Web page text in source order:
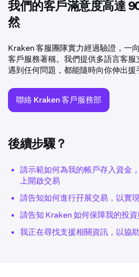
我們的客戶滿意度高達
然
Kraken 客服團隊實力經過驗證，一
客戶服務著稱。我們提供多語言客
遇到任何問題，都能隨時向你伸出援
聯絡 Kraken 客戶服務部
後續步驟？
請示範如何為我的帳戶存入資金
上開啟交易
請告知如何進行孖展交易，以實
請告知 Kraken 如何保障我的投
我正在尋找支援相關資訊，以協